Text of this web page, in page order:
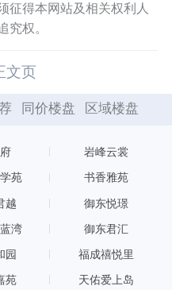
征得本网站及相关权利人
究权。
文页
同价楼盘 区域楼盘
岩峰云裳
苑 书香雅苑
越 御东悦璟
湾 御东君汇
园 福成禧悦里
苑 天佑爱上岛